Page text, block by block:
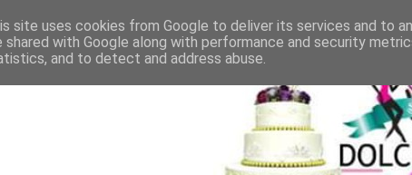
site uses cookies from Google to deliver its services and to
shared with Google along with performance and security
and to detect and address abuse.